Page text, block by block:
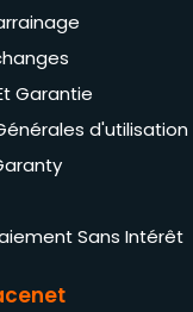
Garantie
d'utilisation
Sans Intérêt